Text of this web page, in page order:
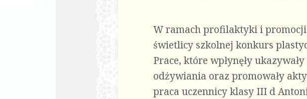
W ramach profilaktyki i
świetlicy szkolnej konkurs
Prace, które wpłynęły
odżywiania oraz promowały
praca uczennicy klasy III d